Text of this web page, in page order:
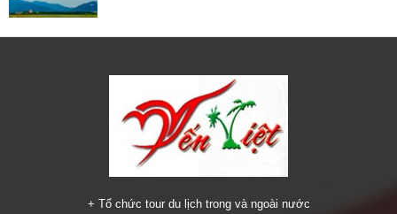
+ Tổ chức tour du lịch trong và ngoài nước